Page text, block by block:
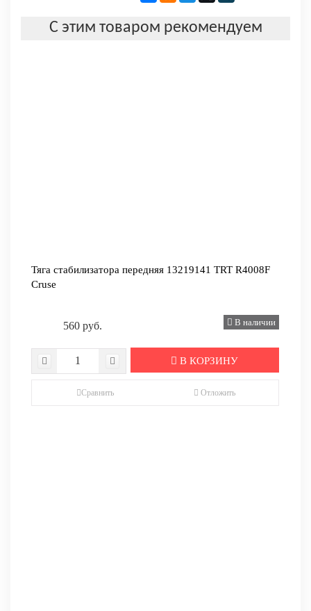
С этим товаром рекомендуем
Тяга стабилизатора передняя 13219141 TRT R4008F
Cruse
560 руб. В наличии
В КОРЗИНУ
Сравнить Отложить